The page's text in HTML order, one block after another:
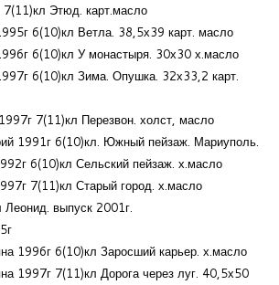
Этюд. карт.масло
6(10)кл Ветла. 38,5х39 карт. масло
6(10)кл У монастыря. 30х30 х.масло
6(10)кл Зима. Опушка. 32х33,2 карт.
7(11)кл Перезвон. холст, масло
1991г 6(10)кл. Южный пейзаж. Мариуполь.
6(10)кл Сельский пейзаж. х.масло
7(11)кл Старый город. х.масло
Леонид. выпуск 2001г.
1996г 6(10)кл Заросший карьер. х.масло
1997г 7(11)кл Дорога через луг. 40,5х50